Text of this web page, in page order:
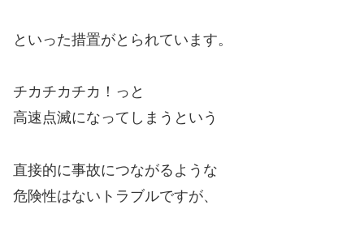
といった措置がとられています。
チカチカチカ！っと
高速点滅になってしまうという
直接的に事故につながるような
危険性はないトラブルですが、